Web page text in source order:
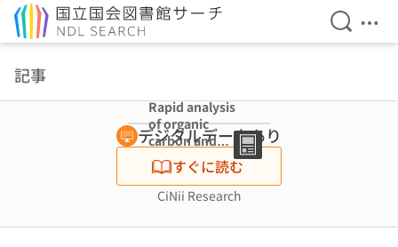
検索を
メ
記事
Rapid analysis
of organic
carbon and
nitrogen in
particulate
materials
デジタルデータあり
すぐに読む
CiNii Research